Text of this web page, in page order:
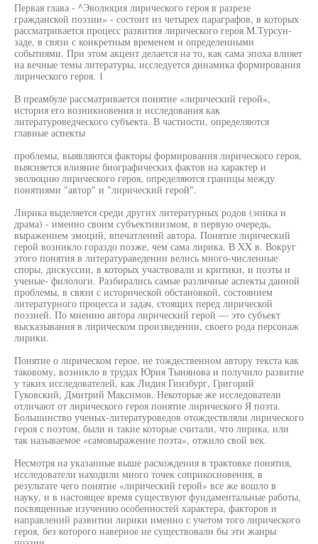
Первая глава - ^Эволюция лирического героя в разрезе
гражданской поэзии» - состоит из четырех параграфов, в которых
рассматривается процесс развития лирического героя М.Турсун-
заде, в связи с конкретным временем и определенными
событиями. При этом акцент делается на то, как сама эпоха влияет
на вечные темы литературы, исследуется динамика формирования
лирического героя. 1
В преамбуле рассматривается понятие «лирический герой»,
история его возникновения и исследования как
литературоведческого субъекта. В частности, определяются
главные аспекты
проблемы, выявляются факторы формирования лирического героя,
выясняется влияние биографических фактов на характер и
эволюцию лирического героя, определяются границы между
понятиями "автор" и "лирический герой".
Лирика выделяется среди других литературных родов (эпика и
драма) - именно своим субъективизмом, в первую очередь,
выражением эмоций, впечатлений автора. Понятие лирический
герой возникло гораздо позже, чем сама лирика. В XX в. Вокруг
этого понятия в литератураведении велись много-численные
споры, дискуссии, в которых участвовали и критики, и поэты и
ученые- филологи. Разбирались самые различные аспекты данной
проблемы, в связи с исторической обстановкой, состоянием
литературного процесса и задач, стоящих перед лирической
поэзией. По мнению автора лирический герой — это субъект
высказывания в лирическом произведении, своего рода персонаж
лирики.
Понятие о лирическом герое, не тождественном автору текста как
таковому, возникло в трудах Юрия Тынянова и получило развитие
у таких исследователей, как Лидия Гинзбург, Григорий
Гуковский, Дмитрий Максимов. Некоторые же исследователи
отличают от лирического героя понятие лирического Я поэта.
Большинство ученых-литературоведов отождествляли лирического
героя с поэтом, были и такие которые считали, что лирика, или
так называемое «самовыражение поэта», отжило свой век.
Несмотря на указанные выше расхождения в трактовке понятия,
исследователи находили много точек соприкосновения, в
результате чего понятие «лирический герой» все же вошло в
науку, и в настоящее время существуют фундаментальные работы,
посвященные изучению особенностей характера, факторов и
направлений развитии лирики именно с учетом того лирического
героя, без которого наверное не существовали бы эти жанры